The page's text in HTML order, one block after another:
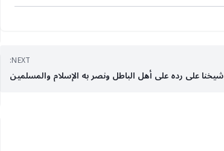
NEXT:
على رده على أهل الباطل ونصر به الإسلام والمسلمين